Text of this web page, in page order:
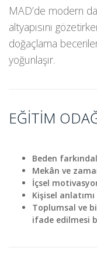
MAD’de modern
altyapısını
doğaçlama
yoğunlaşır.
EĞITIM
Beden
Mekân ve
İçsel
Kişisel
Toplumsal ve
ifade edilmesi